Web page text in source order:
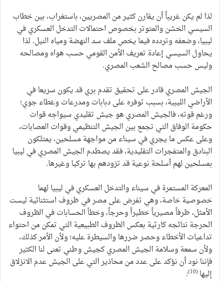
لذا لم يكن غريباً أن يقارن كثير من المصريين، باستغراب، بين خطاب
السيسي الخشن والمتوتر بخصوص احتمالات التدخل العسكري في
ليبيا، وضعفه وتردده فيما يخص ملف سد النهضة ومياه النيل. لذا
يحاول السيسي إعادة تعريف الأمن القومي حسب هواه ومصالحه
وليس حسب مصالح الشعب المصري.
الجيش المصري قادر على تحقيق تقدم بري قد يكون سريعا في
الأراضي الليبية، بسبب توفره على دبابات ومدرعات وغطاء جوي؛
ورغم قوته، فالجيش المصري هو جيش تقليدي سيواجه قوات
حكومة الوفاق التي تجمع بين الجيش التنظيمي وقوات العصابات،
وعلى عكس ما يجري في سيناء من مواجهة مسلحين، يمتلكون
البنادق والمتفجرات التقليدية، فقد يصطدم الجيش المصري في ليبيا
بمسلحين لهم أسلحة نوعية قد تزودهم بها تركيا وغيرها.
المعركة المستمرة في سيناء والتدخل العسكري في ليبيا لهما
خصوصية خاصة، وهي تفرض على مصر في ظروف استثنائية ليست
الأمثل، ظرفاً مصيرياً خطيراً وحرجاً، وخطأ الحسابات في الظروف
الحرجة نتائجه كارثية بعكس الظروف الطبيعية التي تمكن من احتواء
تداعيات الأخطاء وحصر ضررها والسيطرة عليه؛ ولأن الأمر كذلك،
ولأن سمعة وسلامة الجيش المصري كجيش وطني تعنى لنا الكثير
فإننا نود أن نؤكد على عدد من محاذير التي على الجيش عدم الانزلاق
إليها(10)
: